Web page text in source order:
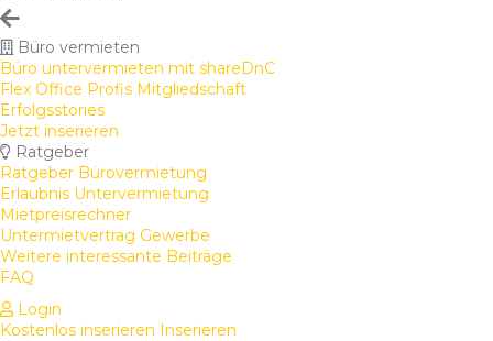
Büro vermieten
Büro untervermieten mit shareDnC
Flex Office Profis Mitgliedschaft
Erfolgsstories
Jetzt inserieren
Ratgeber
Ratgeber Bürovermietung
Erlaubnis Untervermietung
Mietpreisrechner
Untermietvertrag Gewerbe
Weitere interessante Beiträge
FAQ
Login
Kostenlos inserieren Inserieren